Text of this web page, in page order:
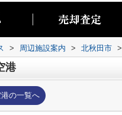
> 周辺施設案内 > 北秋田市 >
港
の一覧へ